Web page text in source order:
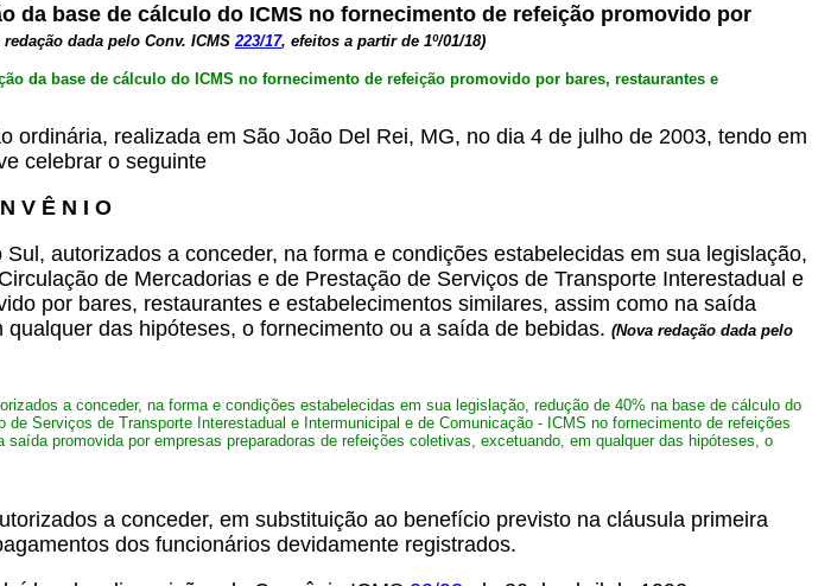
da base de cálculo do ICMS no fornecimento de refeição promovido por
redação dada pelo Conv. ICMS223/17, efeitos a partir de 1º/01/18)
da base de cálculo do ICMS no fornecimento de refeição promovido por bares, restaurantes e
ordinária, realizada em São João Del Rei, MG, no dia 4 de julho de 2003, tendo em
celebrar o seguinte
V Ê N I O
autorizados a conceder, na forma e condições estabelecidas em sua legislação,
de Mercadorias e de Prestação de Serviços de Transporte Interestadual e
por bares, restaurantes e estabelecimentos similares, assim como na saída
das hipóteses, o fornecimento ou a saída de bebidas. (Nova redação dada pelo
a conceder, na forma e condições estabelecidas em sua legislação, redução de 40% na base de cálculo do
Serviços de Transporte Interestadual e Intermunicipal e de Comunicação - ICMS no fornecimento de refeições
promovida por empresas preparadoras de refeições coletivas, excetuando, em qualquer das hipóteses, o
a conceder, em substituição ao benefício previsto na cláusula primeira
dos funcionários devidamente registrados.